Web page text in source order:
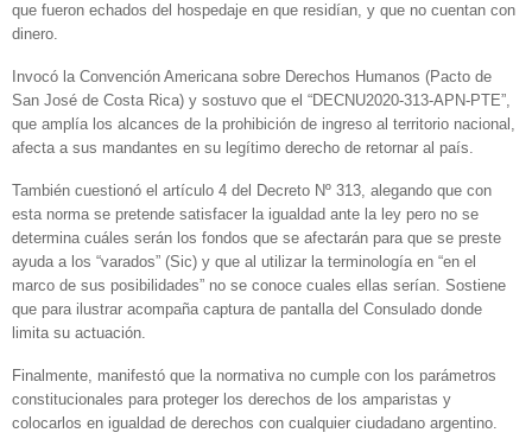
que fueron echados del hospedaje en que residían, y que no cuentan con
dinero.
Invocó la Convención Americana sobre Derechos Humanos (Pacto de
San José de Costa Rica) y sostuvo que el “DECNU2020-313-APN-PTE”,
que amplía los alcances de la prohibición de ingreso al territorio nacional,
afecta a sus mandantes en su legítimo derecho de retornar al país.
También cuestionó el artículo 4 del Decreto Nº 313, alegando que con
esta norma se pretende satisfacer la igualdad ante la ley pero no se
determina cuáles serán los fondos que se afectarán para que se preste
ayuda a los “varados” (Sic) y que al utilizar la terminología en “en el
marco de sus posibilidades” no se conoce cuales ellas serían. Sostiene
que para ilustrar acompaña captura de pantalla del Consulado donde
limita su actuación.
Finalmente, manifestó que la normativa no cumple con los parámetros
constitucionales para proteger los derechos de los amparistas y
colocarlos en igualdad de derechos con cualquier ciudadano argentino.